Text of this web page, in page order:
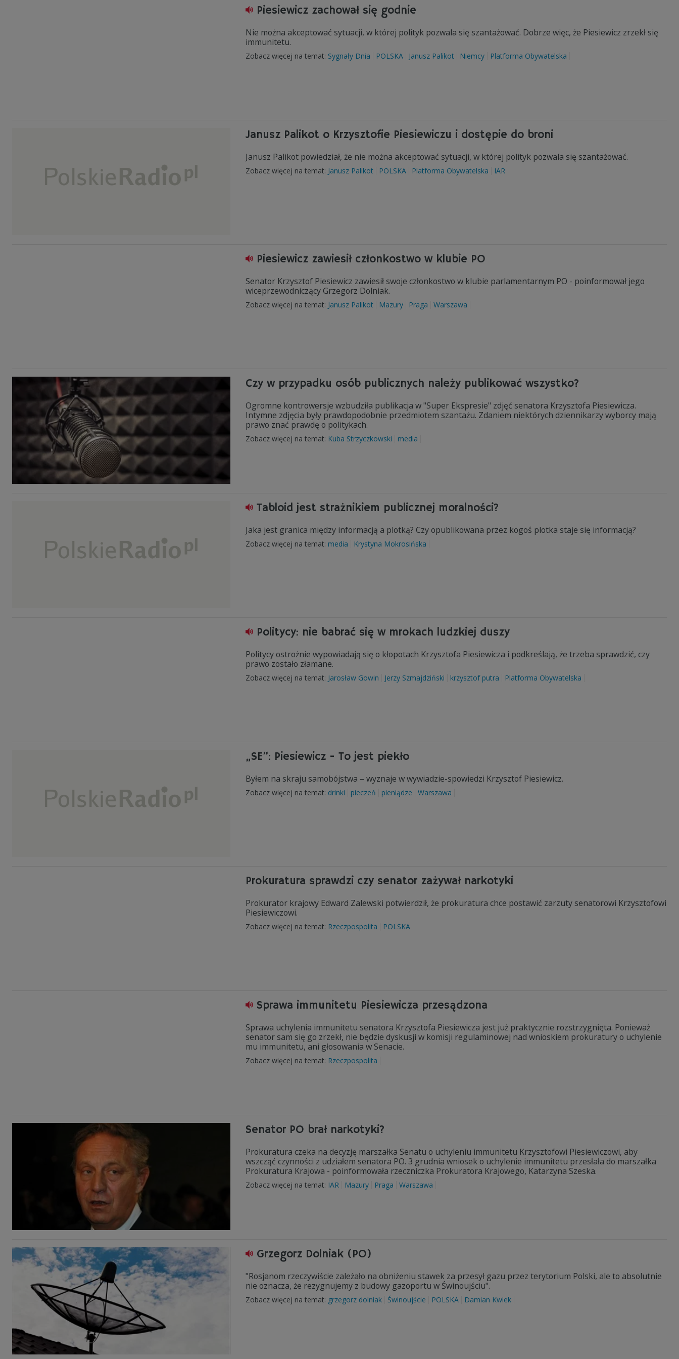
Piesiewicz zachował się godnie
Nie można akceptować sytuacji, w której polityk pozwala się szantażować. Dobrze więc, że Piesiewicz zrzekł się
immunitetu.
Zobacz więcej na temat: Sygnały Dnia POLSKA Janusz Palikot Niemcy Platforma Obywatelska
Janusz Palikot o Krzysztofie Piesiewiczu i dostępie do broni
Janusz Palikot powiedział, że nie można akceptować sytuacji, w której polityk pozwala się szantażować.
Zobacz więcej na temat: Janusz Palikot POLSKA Platforma Obywatelska IAR
Piesiewicz zawiesił członkostwo w klubie PO
Senator Krzysztof Piesiewicz zawiesił swoje członkostwo w klubie parlamentarnym PO - poinformował jego
wiceprzewodniczący Grzegorz Dolniak.
Zobacz więcej na temat: Janusz Palikot Mazury Praga Warszawa
Czy w przypadku osób publicznych należy publikować wszystko?
Ogromne kontrowersje wzbudziła publikacja w "Super Ekspresie" zdjęć senatora Krzysztofa Piesiewicza.
Intymne zdjęcia były prawdopodobnie przedmiotem szantażu. Zdaniem niektórych dziennikarzy wyborcy mają
prawo znać prawdę o politykach.
Zobacz więcej na temat: Kuba Strzyczkowski media
Tabloid jest strażnikiem publicznej moralności?
Jaka jest granica między informacją a plotką? Czy opublikowana przez kogoś plotka staje się informacją?
Zobacz więcej na temat: media Krystyna Mokrosińska
Politycy: nie babrać się w mrokach ludzkiej duszy
Politycy ostrożnie wypowiadają się o kłopotach Krzysztofa Piesiewicza i podkreślają, że trzeba sprawdzić, czy
prawo zostało złamane.
Zobacz więcej na temat: Jarosław Gowin Jerzy Szmajdziński krzysztof putra Platforma Obywatelska
„SE”: Piesiewicz - To jest piekło
Byłem na skraju samobójstwa – wyznaje w wywiadzie-spowiedzi Krzysztof Piesiewicz.
Zobacz więcej na temat: drinki pieczeń pieniądze Warszawa
Prokuratura sprawdzi czy senator zażywał narkotyki
Prokurator krajowy Edward Zalewski potwierdził, że prokuratura chce postawić zarzuty senatorowi Krzysztofowi
Piesiewiczowi.
Zobacz więcej na temat: Rzeczpospolita POLSKA
Sprawa immunitetu Piesiewicza przesądzona
Sprawa uchylenia immunitetu senatora Krzysztofa Piesiewicza jest już praktycznie rozstrzygnięta. Ponieważ
senator sam się go zrzekł, nie będzie dyskusji w komisji regulaminowej nad wnioskiem prokuratury o uchylenie
mu immunitetu, ani głosowania w Senacie.
Zobacz więcej na temat: Rzeczpospolita
Senator PO brał narkotyki?
Prokuratura czeka na decyzję marszałka Senatu o uchyleniu immunitetu Krzysztofowi Piesiewiczowi, aby
wszcząć czynności z udziałem senatora PO. 3 grudnia wniosek o uchylenie immunitetu przesłała do marszałka
Prokuratura Krajowa - poinformowała rzeczniczka Prokuratora Krajowego, Katarzyna Szeska.
Zobacz więcej na temat: IAR Mazury Praga Warszawa
Grzegorz Dolniak (PO)
"Rosjanom rzeczywiście zależało na obniżeniu stawek za przesył gazu przez terytorium Polski, ale to absolutnie
nie oznacza, że rezygnujemy z budowy gazoportu w Świnoujściu".
Zobacz więcej na temat: grzegorz dolniak Świnoujście POLSKA Damian Kwiek